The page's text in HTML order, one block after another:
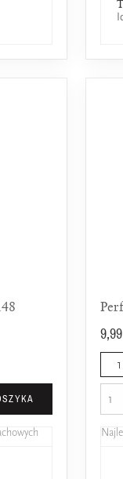
25% wspólnych nut
Gucci -
25%